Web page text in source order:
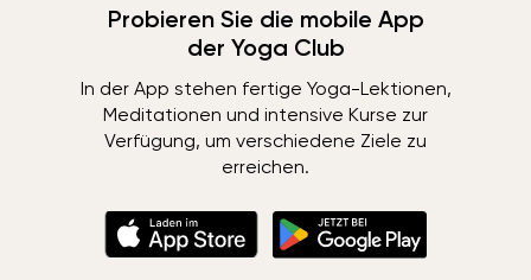
Probieren Sie die mobile App
der Yoga Club
In der App stehen fertige Yoga-Lektionen,
Meditationen und intensive Kurse zur
Verfügung, um verschiedene Ziele zu
erreichen.